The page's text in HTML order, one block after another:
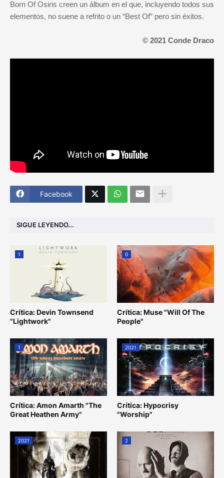
Born Of Osiris creen un álbum en el que, incluyendo todos sus
elementos, no suene a refrito o un “Best Of” pero sin éxitos.
© 2021 Conde Draco
Facebook
SIGUE LEYENDO...
1
Crítica: Devin Townsend
"Lightwork"
0
Crítica: Muse "Will Of The
People"
1
Crítica: Amon Amarth "The
Great Heathen Army"
2021
Crítica: Hypocrisy
"Worship"
2021 2